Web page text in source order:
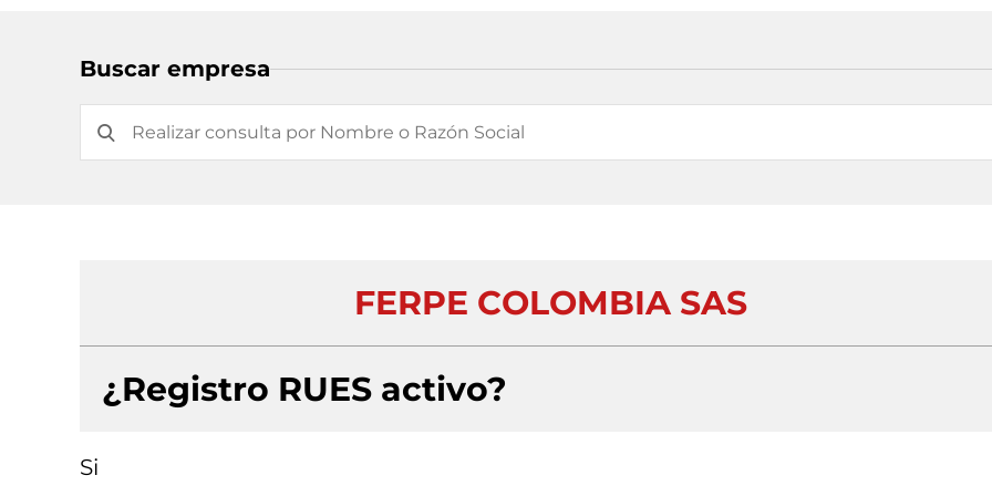
Buscar empresa
FERPE COLOMBIA SAS
¿Registro RUES activo?
Si